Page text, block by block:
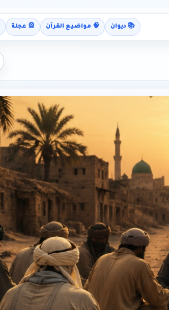
📚 ديوان 🧠 مواضيع القرآن 🎡 عجلة